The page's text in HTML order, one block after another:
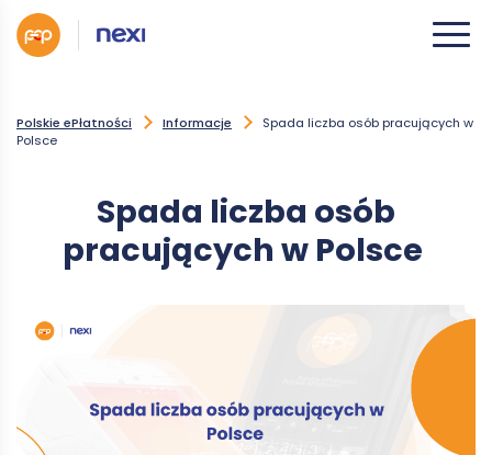
Polskie ePłatności Informacje
Spada liczba osób pracujących w
Polsce
Spada liczba osób
pracujących w Polsce